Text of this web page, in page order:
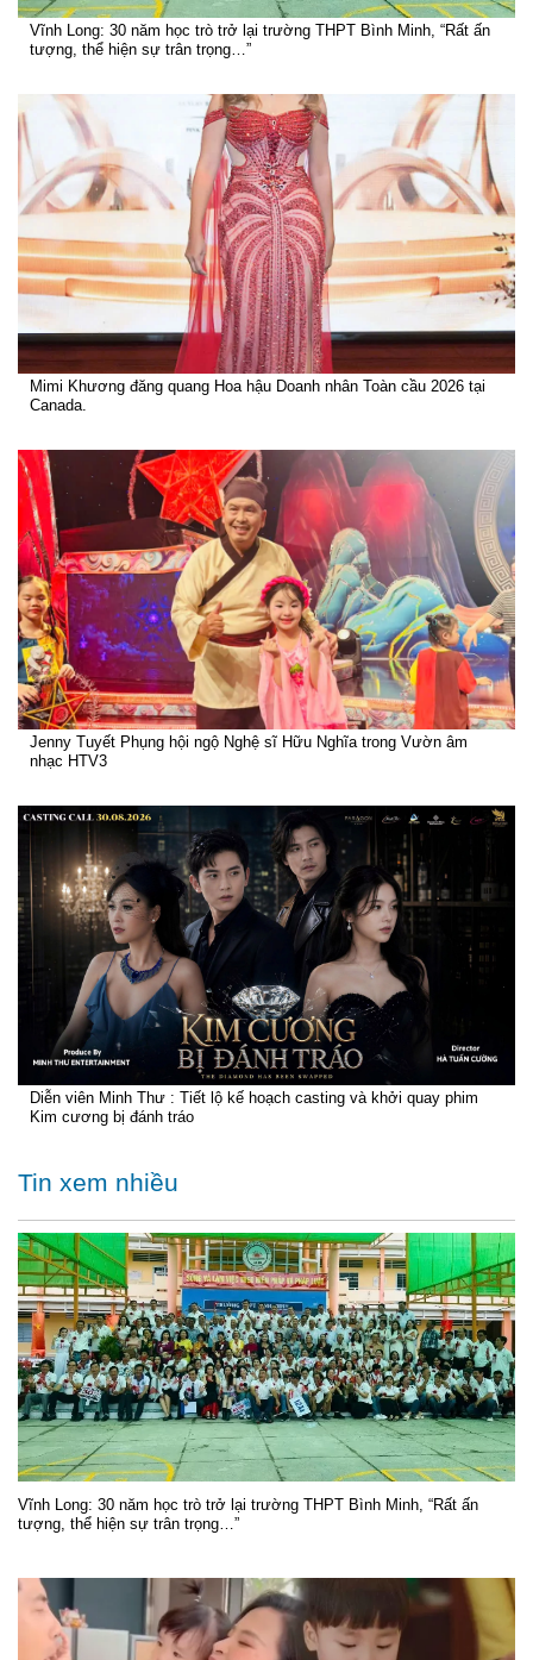
Vĩnh Long: 30 năm học trò trở lại trường THPT Bình Minh, “Rất ấn
tượng, thể hiện sự trân trọng…”
Mimi Khương đăng quang Hoa hậu Doanh nhân Toàn cầu 2026 tại
Canada.
Jenny Tuyết Phụng hội ngộ Nghệ sĩ Hữu Nghĩa trong Vườn âm
nhạc HTV3
Diễn viên Minh Thư : Tiết lộ kế hoạch casting và khởi quay phim
Kim cương bị đánh tráo
Tin xem nhiều
Vĩnh Long: 30 năm học trò trở lại trường THPT Bình Minh, “Rất ấn
tượng, thể hiện sự trân trọng…”